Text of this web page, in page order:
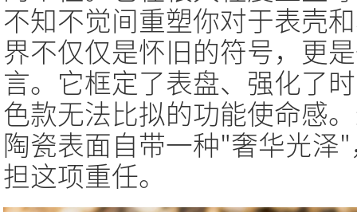
不知不觉间重塑你对于表壳
界不仅仅是怀旧的符号，更
言。它框定了表盘、强化了
色款无法比拟的功能使命感
陶瓷表面自带一种"奢华光泽
担这项重任。